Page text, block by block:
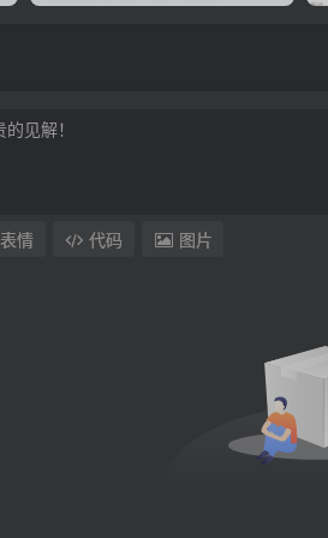
表情 代码 图片